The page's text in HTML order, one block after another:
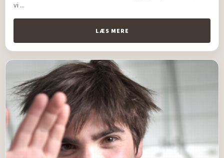
vi ...
LÆS MERE